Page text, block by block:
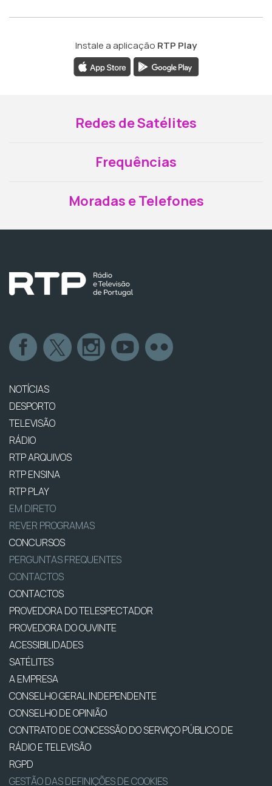
Instale a aplicação RTP Play
Redes de Satélites
Frequências
Moradas e Telefones
NOTÍCIAS
DESPORTO
TELEVISÃO
RÁDIO
RTP ARQUIVOS
RTP ENSINA
RTP PLAY
EM DIRETO
REVER PROGRAMAS
CONCURSOS
PERGUNTAS FREQUENTES
CONTACTOS
CONTACTOS
PROVEDORA DO TELESPECTADOR
PROVEDORA DO OUVINTE
ACESSIBILIDADES
SATÉLITES
A EMPRESA
CONSELHO GERAL INDEPENDENTE
CONSELHO DE OPINIÃO
CONTRATO DE CONCESSÃO DO SERVIÇO PÚBLICO DE
RÁDIO E TELEVISÃO
RGPD
GESTÃO DAS DEFINIÇÕES DE COOKIES